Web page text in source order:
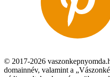
© 2017-2026
domainnév, valamint a